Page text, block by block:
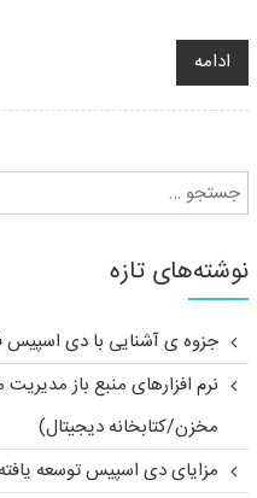
ادامه
نوشته‌های تازه
جزوه ی آشنایی با دی اسپیس
نرم افزارهای منبع باز
مخزن/کتابخانه دیجیتال)
مزایای دی اسپیس توسعه